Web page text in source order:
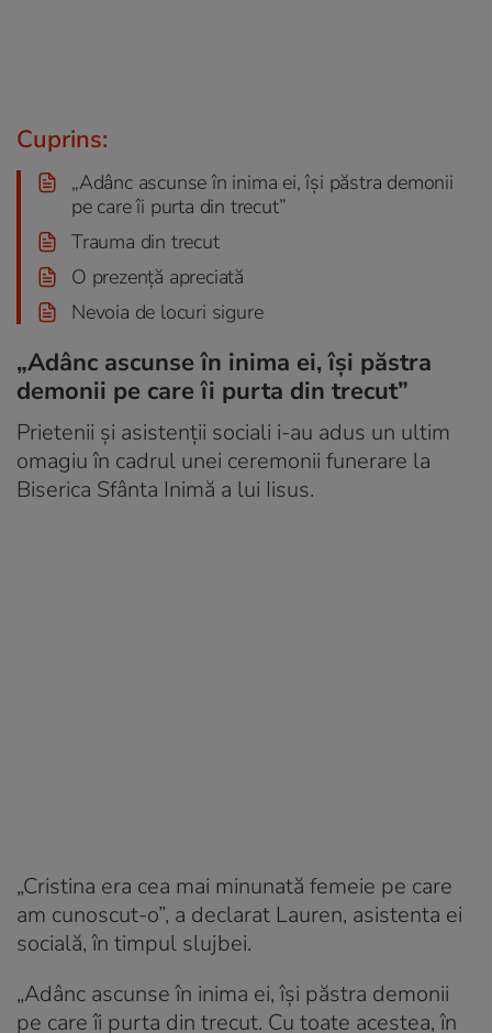
Cuprins:
„Adânc ascunse în inima ei, își păstra demonii
pe care îi purta din trecut”
Trauma din trecut
O prezență apreciată
Nevoia de locuri sigure
„Adânc ascunse în inima ei, își păstra
demonii pe care îi purta din trecut”
Prietenii și asistenții sociali i-au adus un ultim
omagiu în cadrul unei ceremonii funerare la
Biserica Sfânta Inimă a lui Iisus.
„Cristina era cea mai minunată femeie pe care
am cunoscut-o”, a declarat Lauren, asistenta ei
socială, în timpul slujbei.
„Adânc ascunse în inima ei, își păstra demonii
pe care îi purta din trecut. Cu toate acestea, în